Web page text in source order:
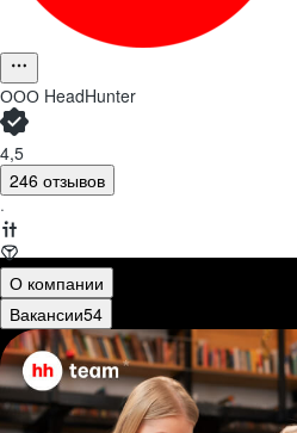
ООО HeadHunter
4,5
246 отзывов
·
О компании
Вакансии54